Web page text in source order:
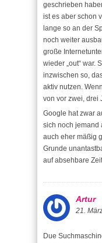
geschrieben
ist es aber schon
lange so an der
noch weiter
große
wieder „out“ war.
inzwischen so,
aktiv nutzen.
von vor zwei,
Google hat zwar
sich noch jemand
auch eher mäßig
Grunde
auf absehbare
Artur
21.
Due